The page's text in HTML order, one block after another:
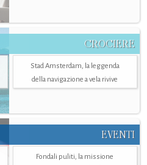
CROCIERE
Stad Amsterdam, la leggenda
della navigazione a vela rivive
EVENTI
Fondali puliti, la missione